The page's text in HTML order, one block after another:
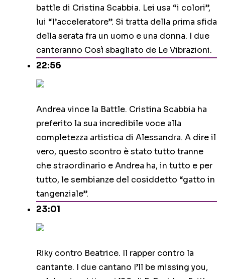
battle di Cristina Scabbia. Lei usa “i colori”,
lui “l’acceleratore”. Si tratta della prima sfida
della serata fra un uomo e una donna. I due
canteranno Così sbagliato de Le Vibrazioni.
22:56
Andrea vince la Battle. Cristina Scabbia ha
preferito la sua incredibile voce alla
completezza artistica di Alessandra. A dire il
vero, questo scontro è stato tutto tranne
che straordinario e Andrea ha, in tutto e per
tutto, le sembianze del cosiddetto “gatto in
tangenziale”.
23:01
Riky contro Beatrice. Il rapper contro la
cantante. I due cantano I’ll be missing you,